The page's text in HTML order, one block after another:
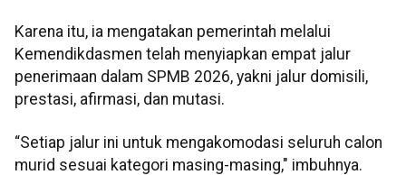
Karena itu, ia mengatakan pemerintah melalui
Kemendikdasmen telah menyiapkan empat jalur
penerimaan dalam SPMB 2026, yakni jalur domisili,
prestasi, afirmasi, dan mutasi.
“Setiap jalur ini untuk mengakomodasi seluruh calon
murid sesuai kategori masing-masing," imbuhnya.